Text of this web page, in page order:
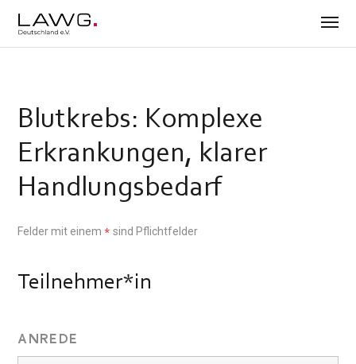
Blutkrebs: Komplexe
Erkrankungen, klarer
Handlungsbedarf
Felder mit einem * sind Pflichtfelder
Teilnehmer*in
ANREDE